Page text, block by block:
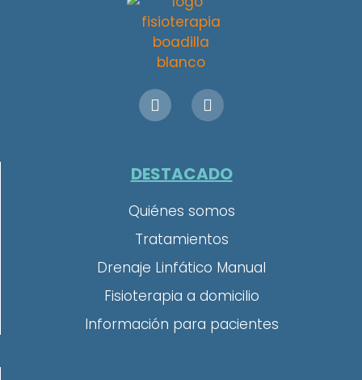
DESTACADO
Quiénes somos
Tratamientos
Drenaje Linfático Manual
Fisioterapia a domicilio
Información para pacientes